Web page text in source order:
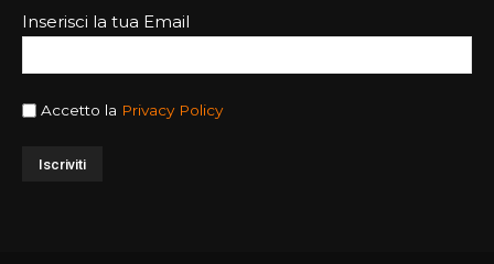
Inserisci la tua Email
Accetto la Privacy Policy